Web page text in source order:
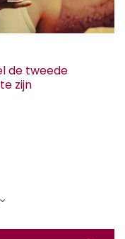
de tweede
zijn